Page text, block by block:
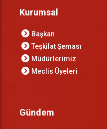
Kurumsal
Başkan
Teşkilat Şeması
Müdürlerimiz
Meclis Üyeleri
Gündem